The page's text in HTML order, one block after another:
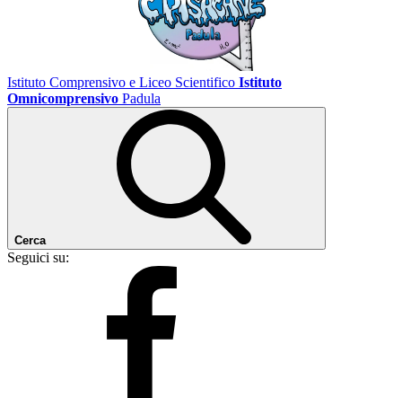
Istituto Comprensivo e Liceo Scientifico Istituto
Omnicomprensivo Padula
Cerca
Seguici su: